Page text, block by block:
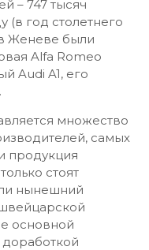
– 747 тысяч
(в год столетнего
Женеве были
Alfa Romeo
Audi A1, его
множество
самых
продукция
стоят
нынешний
основной